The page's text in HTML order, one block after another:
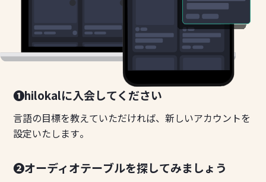
❶hilokalに入会してください
言語の目標を教えていただければ、新しいアカウントを
設定いたします。
❷オーディオテーブルを探してみましょう